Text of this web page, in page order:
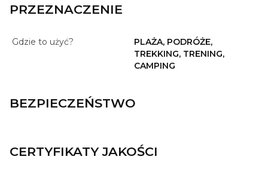
PRZEZNACZENIE
Gdzie to użyć?
PLAŻA, PODRÓŻE,
TREKKING, TRENING,
CAMPING
BEZPIECZEŃSTWO
CERTYFIKATY JAKOŚCI